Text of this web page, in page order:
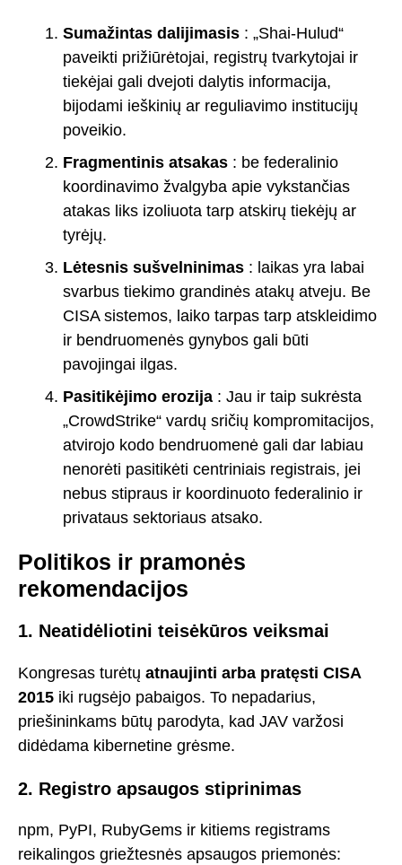
Sumažintas dalijimasis : „Shai-Hulud“
paveikti prižiūrėtojai, registrų tvarkytojai ir
tiekėjai gali dvejoti dalytis informacija,
bijodami ieškinių ar reguliavimo institucijų
poveikio.
Fragmentinis atsakas : be federalinio
koordinavimo žvalgyba apie vykstančias
atakas liks izoliuota tarp atskirų tiekėjų ar
tyrėjų.
Lėtesnis sušvelninimas : laikas yra labai
svarbus tiekimo grandinės atakų atveju. Be
CISA sistemos, laiko tarpas tarp atskleidimo
ir bendruomenės gynybos gali būti
pavojingai ilgas.
Pasitikėjimo erozija : Jau ir taip sukrėsta
„CrowdStrike“ vardų sričių kompromitacijos,
atvirojo kodo bendruomenė gali dar labiau
nenorėti pasitikėti centriniais registrais, jei
nebus stipraus ir koordinuoto federalinio ir
privataus sektoriaus atsako.
Politikos ir pramonės
rekomendacijos
1. Neatidėliotini teisėkūros veiksmai
Kongresas turėtų atnaujinti arba pratęsti CISA
2015 iki rugsėjo pabaigos. To nepadarius,
priešininkams būtų parodyta, kad JAV varžosi
didėdama kibernetine grėsme.
2. Registro apsaugos stiprinimas
npm, PyPI, RubyGems ir kitiems registrams
reikalingos griežtesnės apsaugos priemonės: